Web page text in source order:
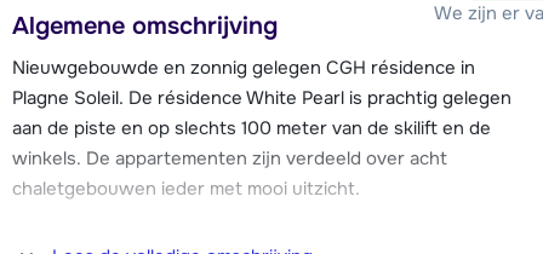
We zijn er
Algemene omschrijving
Nieuwgebouwde en zonnig gelegen CGH résidence in
Plagne Soleil. De résidence White Pearl is prachtig gelegen
aan de piste en op slechts 100 meter van de skilift en de
winkels. De appartementen zijn verdeeld over acht
chaletgebouwen ieder met mooi uitzicht.
Na een actieve dag op de piste kun je in CGH Résidence